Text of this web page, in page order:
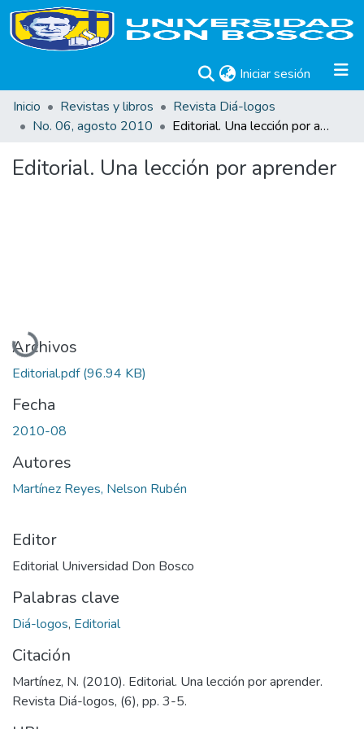
Iniciar sesión (current)
Inicio
Revistas y libros
Revista Diá-logos
No. 06, agosto 2010
Editorial. Una lección por aprender
Editorial. Una lección por aprender
Cargando...
Archivos
Editorial.pdf(96.94 KB)
Fecha
2010-08
Autores
Martínez Reyes, Nelson Rubén
Editor
Editorial Universidad Don Bosco
Palabras clave
Diá-logos, Editorial
Citación
Martínez, N. (2010). Editorial. Una lección por aprender.
Revista Diá-logos, (6), pp. 3-5.